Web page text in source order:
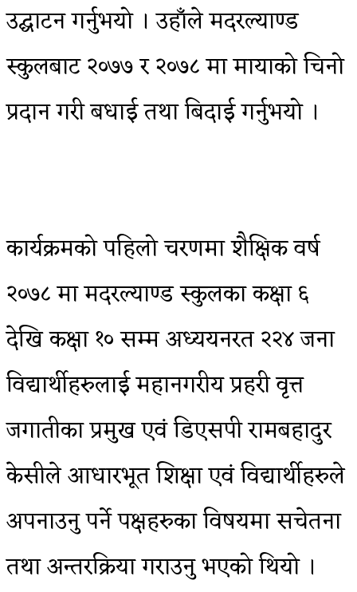
उद्घाटन गर्नुभयो । उहाँले मदरल्याण्ड
स्कुलबाट २०७७ र २०७८ मा मायाको चिनो
प्रदान गरी बधाई तथा बिदाई गर्नुभयो ।
कार्यक्रमको पहिलो चरणमा शैक्षिक वर्ष
२०७८ मा मदरल्याण्ड स्कुलका कक्षा ६
देखि कक्षा १० सम्म अध्ययनरत २२४ जना
विद्यार्थीहरुलाई महानगरीय प्रहरी वृत्त
जगातीका प्रमुख एवं डिएसपी रामबहादुर
केसीले आधारभूत शिक्षा एवं विद्यार्थीहरुले
अपनाउनु पर्ने पक्षहरुका विषयमा सचेतना
तथा अन्तरक्रिया गराउनु भएको थियो ।